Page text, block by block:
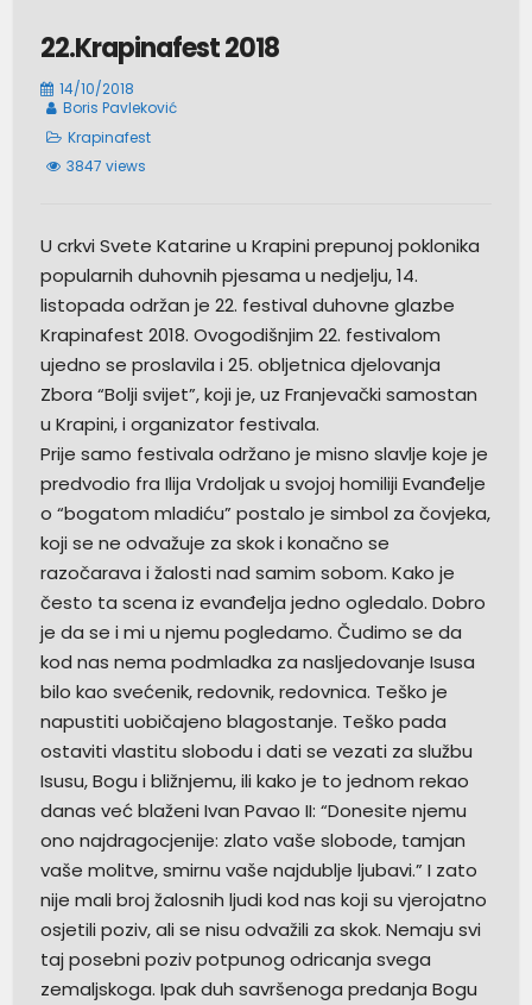
22.Krapinafest 2018
14/10/2018
Boris Pavleković
Krapinafest
3847 views
U crkvi Svete Katarine u Krapini prepunoj poklonika
popularnih duhovnih pjesama u nedjelju, 14.
listopada održan je 22. festival duhovne glazbe
Krapinafest 2018. Ovogodišnjim 22. festivalom
ujedno se proslavila i 25. obljetnica djelovanja
Zbora “Bolji svijet”, koji je, uz Franjevački samostan
u Krapini, i organizator festivala.
Prije samo festivala održano je misno slavlje koje je
predvodio fra Ilija Vrdoljak u svojoj homiliji Evanđelje
o “bogatom mladiću” postalo je simbol za čovjeka,
koji se ne odvažuje za skok i konačno se
razočarava i žalosti nad samim sobom. Kako je
često ta scena iz evanđelja jedno ogledalo. Dobro
je da se i mi u njemu pogledamo. Čudimo se da
kod nas nema podmladka za nasljedovanje Isusa
bilo kao svećenik, redovnik, redovnica. Teško je
napustiti uobičajeno blagostanje. Teško pada
ostaviti vlastitu slobodu i dati se vezati za službu
Isusu, Bogu i bližnjemu, ili kako je to jednom rekao
danas već blaženi Ivan Pavao II: “Donesite njemu
ono najdragocjenije: zlato vaše slobode, tamjan
vaše molitve, smirnu vaše najdublje ljubavi.” I zato
nije mali broj žalosnih ljudi kod nas koji su vjerojatno
osjetili poziv, ali se nisu odvažili za skok. Nemaju svi
taj posebni poziv potpunog odricanja svega
zemaljskoga. Ipak duh savršenoga predanja Bogu